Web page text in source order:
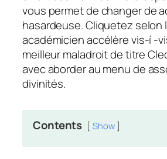
vous permet de changer de
hasardeuse. Cliquetez selon
académicien accélère vis-í -
meilleur maladroit de titre
avec aborder au menu de
divinités.
Contents Show